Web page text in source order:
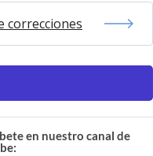
correcciones
en nuestro canal de